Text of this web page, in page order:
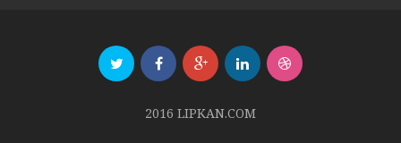
2016 LIPKAN.COM